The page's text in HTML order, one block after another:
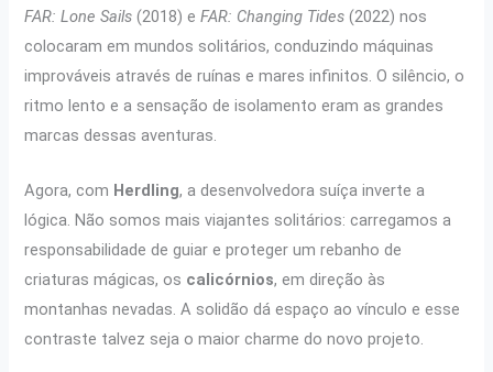
FAR: Lone Sails (2018) eFAR: Changing Tides (2022) nos
colocaram em mundos solitários, conduzindo máquinas
improváveis através de ruínas e mares infinitos. O silêncio, o
ritmo lento e a sensação de isolamento eram as grandes
marcas dessas aventuras.
Agora, com Herdling, a desenvolvedora suíça inverte a
lógica. Não somos mais viajantes solitários: carregamos a
responsabilidade de guiar e proteger um rebanho de
criaturas mágicas, os calicórnios, em direção às
montanhas nevadas. A solidão dá espaço ao vínculo e esse
contraste talvez seja o maior charme do novo projeto.